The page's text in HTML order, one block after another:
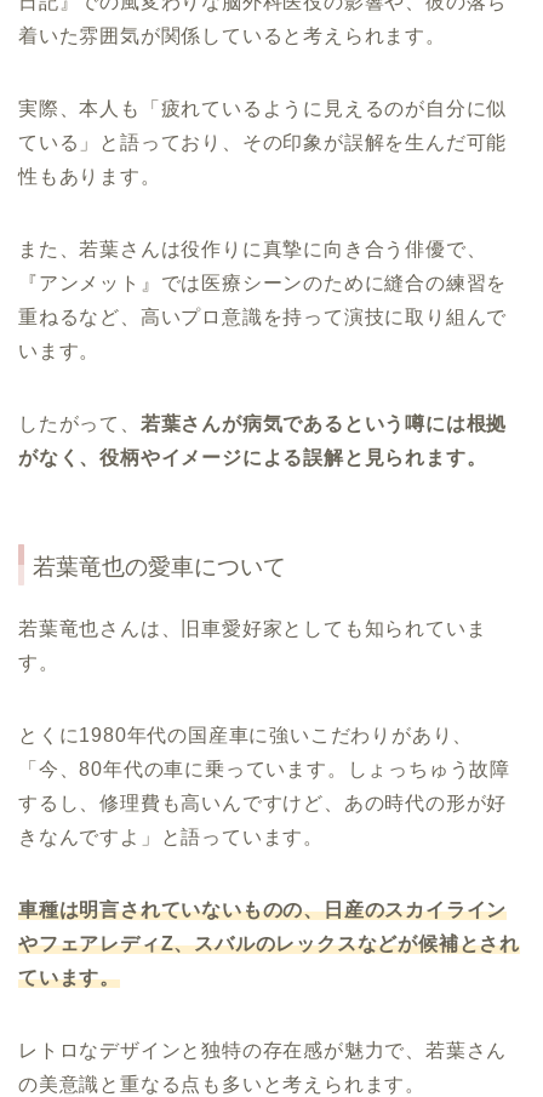
着いた雰囲気が関係していると考えられます。
実際、本人も「疲れているように見えるのが自分に似
ている」と語っており、その印象が誤解を生んだ可能
性もあります。
また、若葉さんは役作りに真摯に向き合う俳優で、
『アンメット』では医療シーンのために縫合の練習を
重ねるなど、高いプロ意識を持って演技に取り組んで
います。
したがって、 若葉さんが病気であるという噂には根拠
がなく、役柄やイメージによる誤解と見られます。
若葉竜也の愛車について
若葉竜也さんは、旧車愛好家としても知られていま
す。
とくに1980年代の国産車に強いこだわりがあり、
「今、80年代の車に乗っています。しょっちゅう故障
するし、修理費も高いんですけど、あの時代の形が好
きなんですよ」と語っています。
車種は明言されていないものの、日産のスカイライン
やフェアレディZ、スバルのレックスなどが候補とされ
ています。
レトロなデザインと独特の存在感が魅力で、若葉さん
の美意識と重なる点も多いと考えられます。